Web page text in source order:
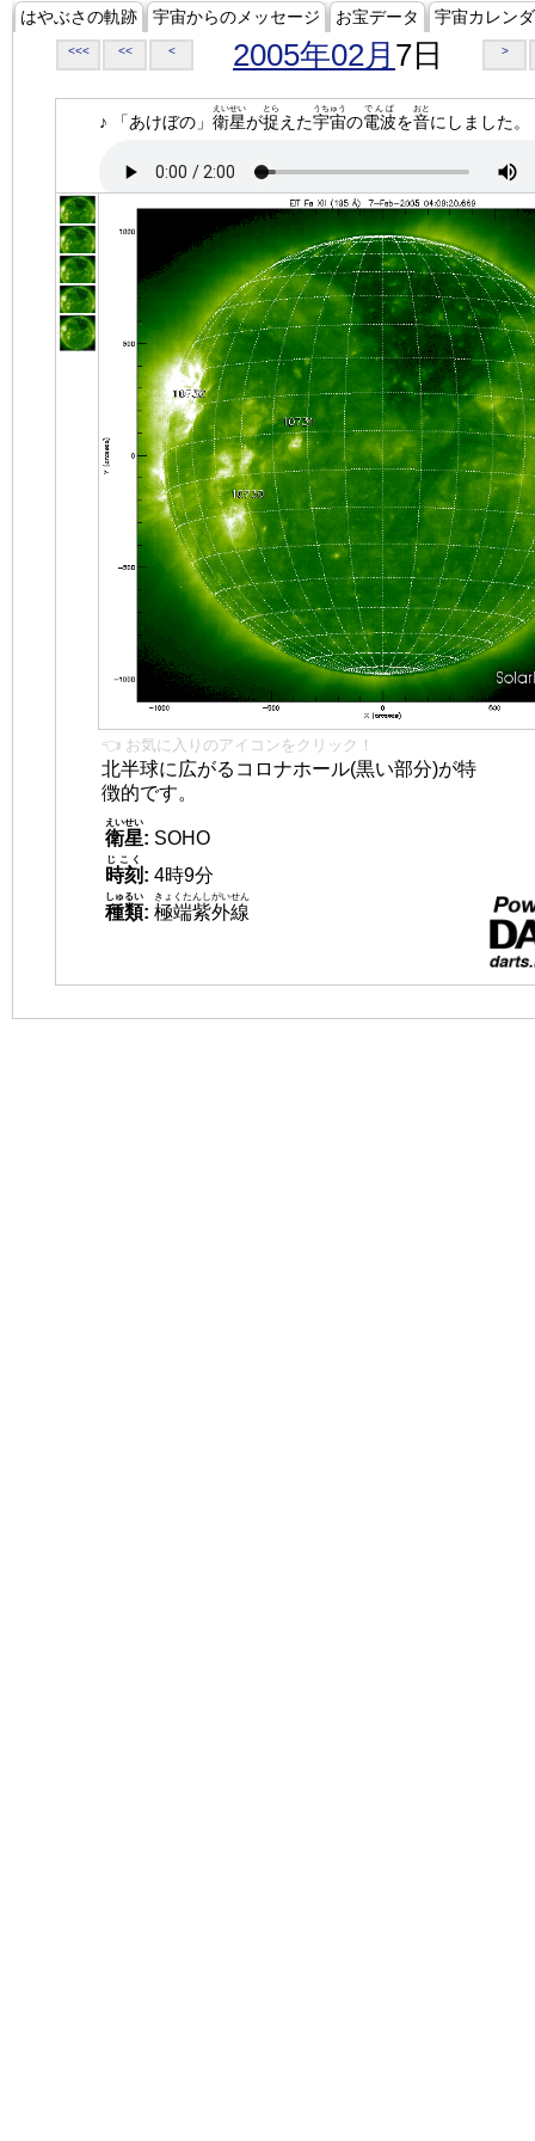
はやぶさの軌跡 宇宙からのメッセージ お宝データ 宇宙カレン
<<< << < 2005年02月 7日 >
♪ 「あけぼの」 衛星
えいせい
が捉
とら
えた宇宙
うちゅう
の電波
でんぱ
を音
おと
にしました。
👈 お気に入りのアイコンをクリック！
北半球に広がるコロナホール(黒い部分)が特
徴的です。
衛星
えいせい
: SOHO
時刻
じこく
: 4時9分
種類
しゅるい
: 極端紫外線
きょくたんしがいせん